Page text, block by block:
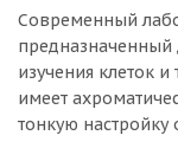
Современный
предназначенный
изучения клеток
имеет
тонкую